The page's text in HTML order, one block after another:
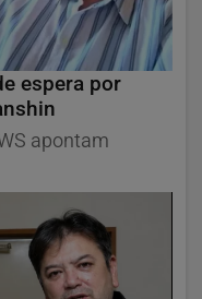
espera por
apontam